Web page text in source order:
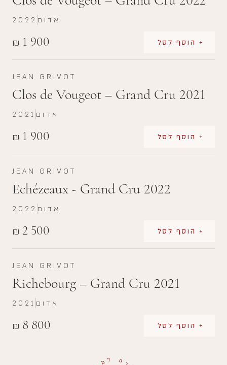
₪ 1 900 + הוסף לסל
2022 אדום
JEAN GRIVOT
Clos de Vougeot – Grand Cru 2021
₪ 1 900 + הוסף לסל
2021 אדום
JEAN GRIVOT
Echézeaux - Grand Cru 2022
₪ 2 500 + הוסף לסל
2022 אדום
JEAN GRIVOT
Richebourg – Grand Cru 2021
₪ 8 800 + הוסף לסל
2021 אדום